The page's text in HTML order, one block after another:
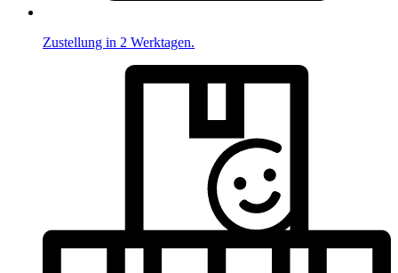
Zustellung in 2 Werktagen.